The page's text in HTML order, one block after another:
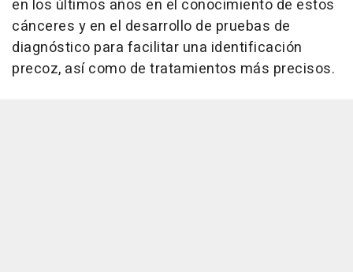
en los últimos años en el conocimiento de estos
cánceres y en el desarrollo de pruebas de
diagnóstico para facilitar una identificación
precoz, así como de tratamientos más precisos.